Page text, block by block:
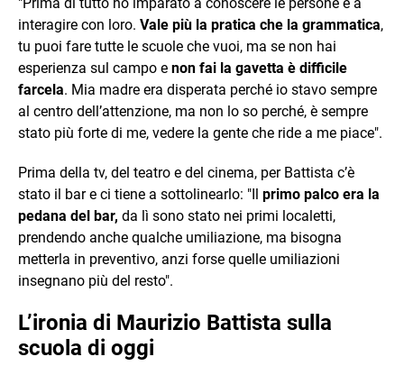
interagire con loro. Vale più la pratica che la grammatica,
tu puoi fare tutte le scuole che vuoi, ma se non hai
esperienza sul campo e non fai la gavetta è difficile
farcela. Mia madre era disperata perché io stavo sempre
al centro dell’attenzione, ma non lo so perché, è sempre
stato più forte di me, vedere la gente che ride a me piace".
Prima della tv, del teatro e del cinema, per Battista c’è
stato il bar e ci tiene a sottolinearlo: "Il primo palco era la
pedana del bar, da lì sono stato nei primi localetti,
prendendo anche qualche umiliazione, ma bisogna
metterla in preventivo, anzi forse quelle umiliazioni
insegnano più del resto".
L’ironia di Maurizio Battista sulla
scuola di oggi